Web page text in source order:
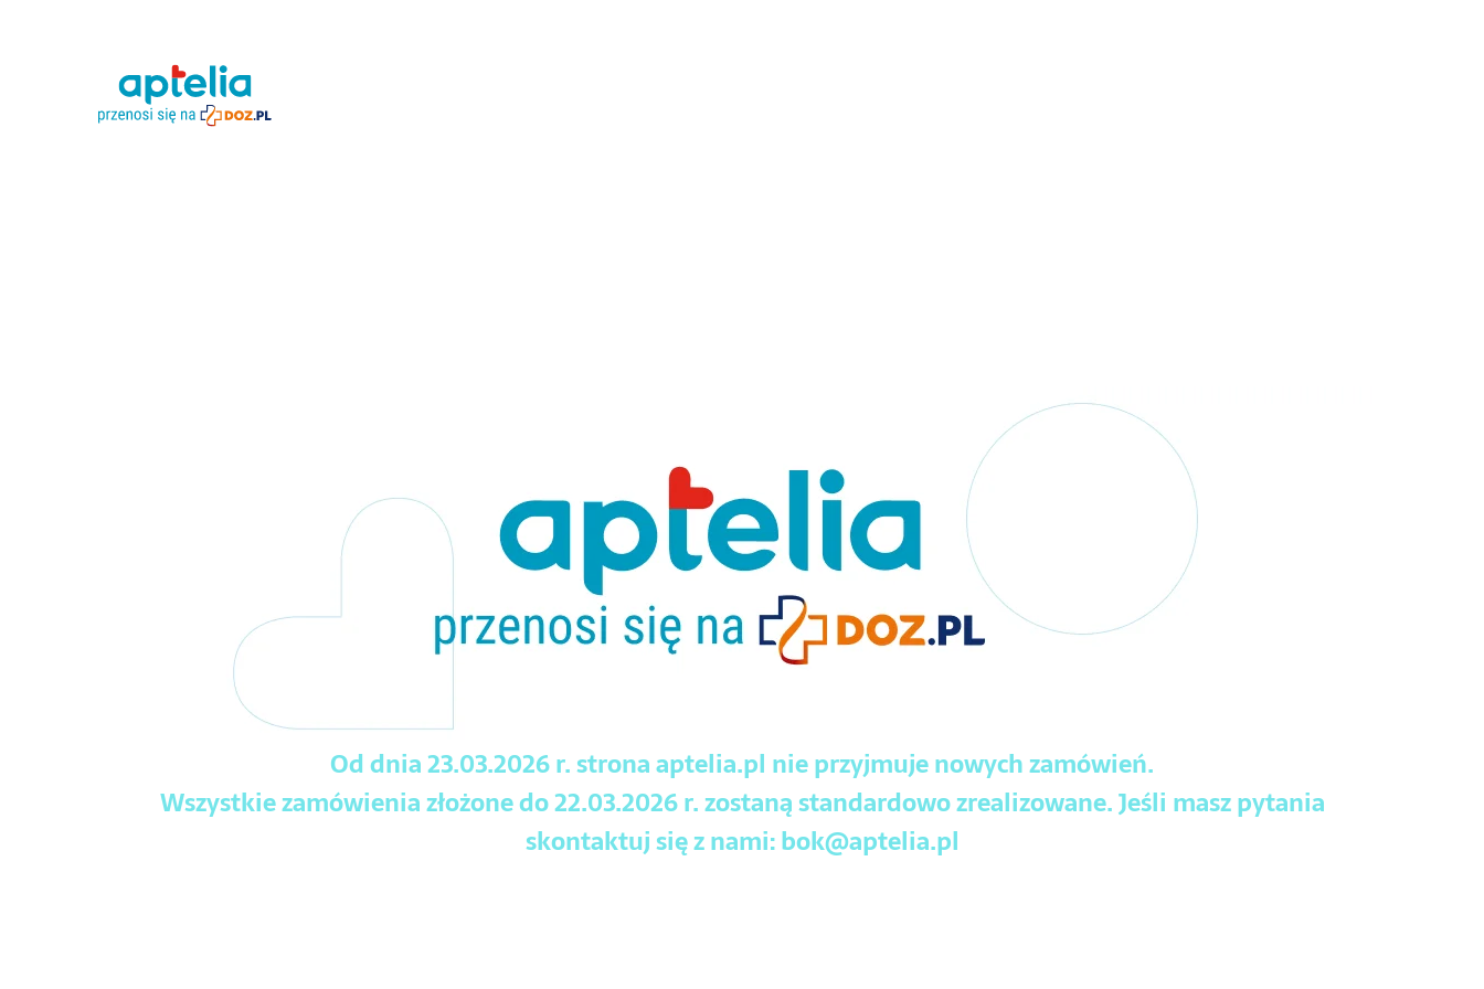
Od dnia 23.03.2026 r. strona aptelia.pl nie przyjmuje nowych zamówień.
Wszystkie zamówienia złożone do 22.03.2026 r. zostaną standardowo zrealizowane. Jeśli masz pytania
skontaktuj się z nami:bok@aptelia.pl